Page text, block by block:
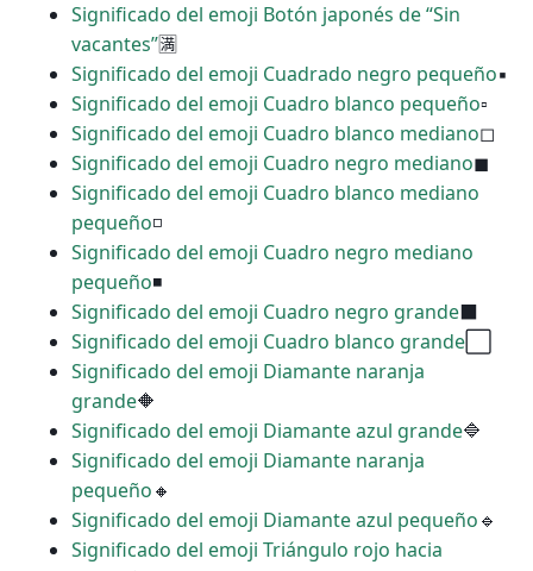
Significado del emoji Botón japonés de “Sin
vacantes”🈵
Significado del emoji Cuadrado negro pequeño▪
Significado del emoji Cuadro blanco pequeño▫
Significado del emoji Cuadro blanco mediano◻
Significado del emoji Cuadro negro mediano◼
Significado del emoji Cuadro blanco mediano
pequeño◽
Significado del emoji Cuadro negro mediano
pequeño◾
Significado del emoji Cuadro negro grande⬛
Significado del emoji Cuadro blanco grande
Significado del emoji Diamante naranja
grande🔶
Significado del emoji Diamante azul grande🔷
Significado del emoji Diamante naranja
pequeño🔸
Significado del emoji Diamante azul pequeño🔹
Significado del emoji Triángulo rojo hacia